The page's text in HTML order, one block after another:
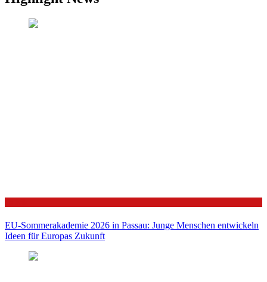
EU-Sommerakademie 2026 in Passau: Junge Menschen entwickeln
Ideen für Europas Zukunft